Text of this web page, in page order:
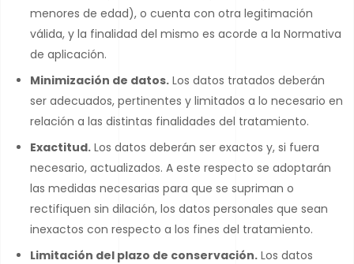
menores de edad), o cuenta con otra legitimación
válida, y la finalidad del mismo es acorde a la Normativa
de aplicación.
Minimización de datos. Los datos tratados deberán
ser adecuados, pertinentes y limitados a lo necesario en
relación a las distintas finalidades del tratamiento.
Exactitud. Los datos deberán ser exactos y, si fuera
necesario, actualizados. A este respecto se adoptarán
las medidas necesarias para que se supriman o
rectifiquen sin dilación, los datos personales que sean
inexactos con respecto a los fines del tratamiento.
Limitación del plazo de conservación. Los datos